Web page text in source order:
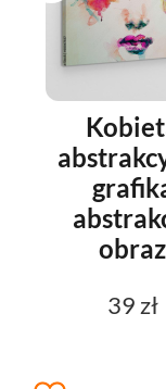
obraz
39 zł